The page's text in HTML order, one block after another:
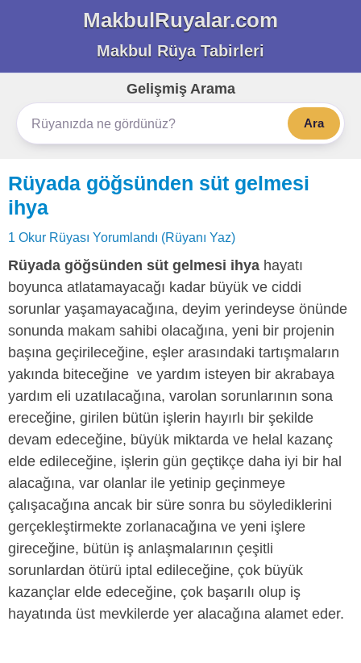
MakbulRuyalar.com
Makbul Rüya Tabirleri
Gelişmiş Arama
Ara
Rüyada göğsünden süt gelmesi
ihya
1 Okur Rüyası Yorumlandı (Rüyanı Yaz)
Rüyada göğsünden süt gelmesi ihya hayatı
boyunca atlatamayacağı kadar büyük ve ciddi
sorunlar yaşamayacağına, deyim yerindeyse önünde
sonunda makam sahibi olacağına, yeni bir projenin
başına geçirileceğine, eşler arasındaki tartışmaların
yakında biteceğine ve yardım isteyen bir akrabaya
yardım eli uzatılacağına, varolan sorunlarının sona
ereceğine, girilen bütün işlerin hayırlı bir şekilde
devam edeceğine, büyük miktarda ve helal kazanç
elde edileceğine, işlerin gün geçtikçe daha iyi bir hal
alacağına, var olanlar ile yetinip geçinmeye
çalışacağına ancak bir süre sonra bu söylediklerini
gerçekleştirmekte zorlanacağına ve yeni işlere
gireceğine, bütün iş anlaşmalarının çeşitli
sorunlardan ötürü iptal edileceğine, çok büyük
kazançlar elde edeceğine, çok başarılı olup iş
hayatında üst mevkilerde yer alacağına alamet eder.